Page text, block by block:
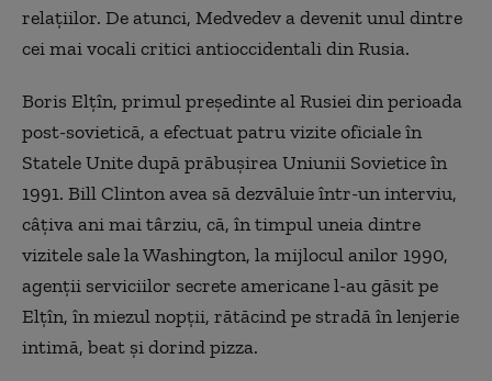
relaţiilor. De atunci, Medvedev a devenit unul dintre
cei mai vocali critici antioccidentali din Rusia.
Boris Elţîn, primul preşedinte al Rusiei din perioada
post-sovietică, a efectuat patru vizite oficiale în
Statele Unite după prăbuşirea Uniunii Sovietice în
1991. Bill Clinton avea să dezvăluie într-un interviu,
câţiva ani mai târziu, că, în timpul uneia dintre
vizitele sale la Washington, la mijlocul anilor 1990,
agenţii serviciilor secrete americane l-au găsit pe
Elţîn, în miezul nopţii, rătăcind pe stradă în lenjerie
intimă, beat şi dorind pizza.